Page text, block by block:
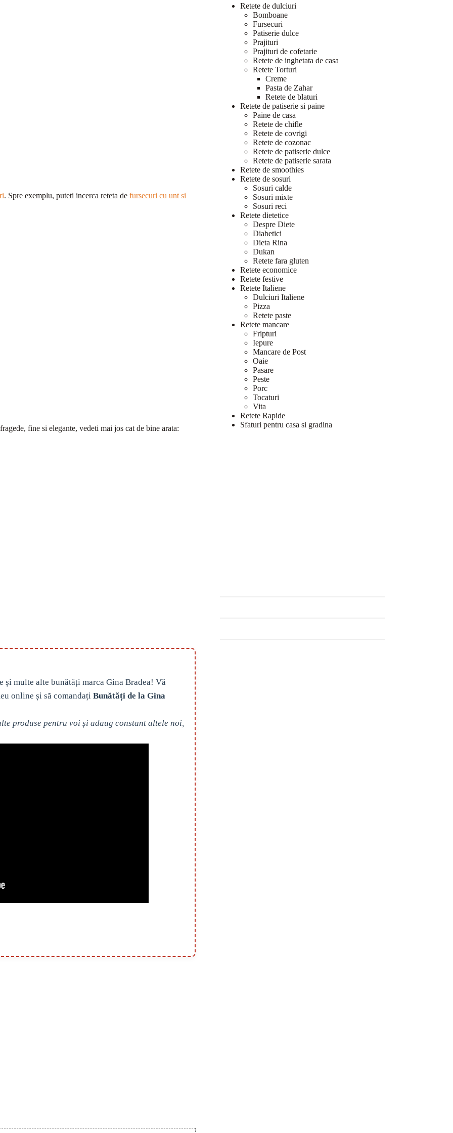
. Spre exemplu, puteti incerca reteta de fursecuri cu unt si
fine si elegante, vedeti mai jos cat de bine arata:
multe alte bunătăți marca Gina Bradea! Vă
online și să comandați Bunătăți de la Gina
produse pentru voi și adaug constant altele noi,
Retete de dulciuri
Bomboane
Fursecuri
Patiserie dulce
Prajituri
Prajituri de cofetarie
Retete de inghetata de casa
Retete Torturi
Creme
Pasta de Zahar
Retete de blaturi
Retete de patiserie si paine
Paine de casa
Retete de chifle
Retete de covrigi
Retete de cozonac
Retete de patiserie dulce
Retete de patiserie sarata
Retete de smoothies
Retete de sosuri
Sosuri calde
Sosuri mixte
Sosuri reci
Retete dietetice
Despre Diete
Diabetici
Dieta Rina
Dukan
Retete fara gluten
Retete economice
Retete festive
Retete Italiene
Dulciuri Italiene
Pizza
Retete paste
Retete mancare
Fripturi
Iepure
Mancare de Post
Oaie
Pasare
Peste
Porc
Tocaturi
Vita
Retete Rapide
Sfaturi pentru casa si gradina